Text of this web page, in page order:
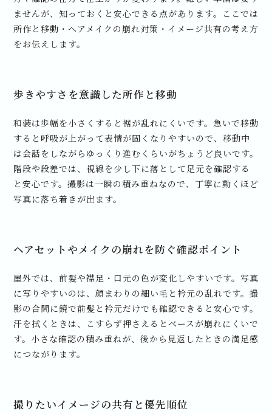
ませんが、知っておくと安心できる点があります。ここでは
所作と移動・ヘアメイクの崩れ対策・イメージ共有の考え方
をお伝えします。
歩きやすさを意識した所作と移動
和装は歩幅を小さくすると裾が乱れにくいです。急いで移動
すると呼吸が上がって表情が固くなりやすいので、移動中
は会話をしながらゆっくり進むくらいがちょうど良いです。
階段や段差では、視線を少し下に落として足元を確認する
と安心です。撮影は一瞬の積み重ねなので、丁寧に動くほど
写真に落ち着きが出ます。
ヘアセットやメイクの崩れを防ぐ確認ポイント
屋外では、前髪や襟足・口元の色が変化しやすいです。写真
に写りやすいのは、顔まわりの細い毛と衿元の乱れです。撮
影の合間に鏡で前髪と衿元だけでも確認できると安心です。
汗を拭くときは、こすらず押さえるとベースが崩れにくいで
す。小さな確認の積み重ねが、後から見返したときの満足感
につながります。
撮りたいイメージの共有と優先順位